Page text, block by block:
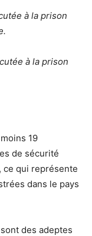
à la prison
à la prison
19
de sécurité
ce qui représente
dans le pays
des adeptes